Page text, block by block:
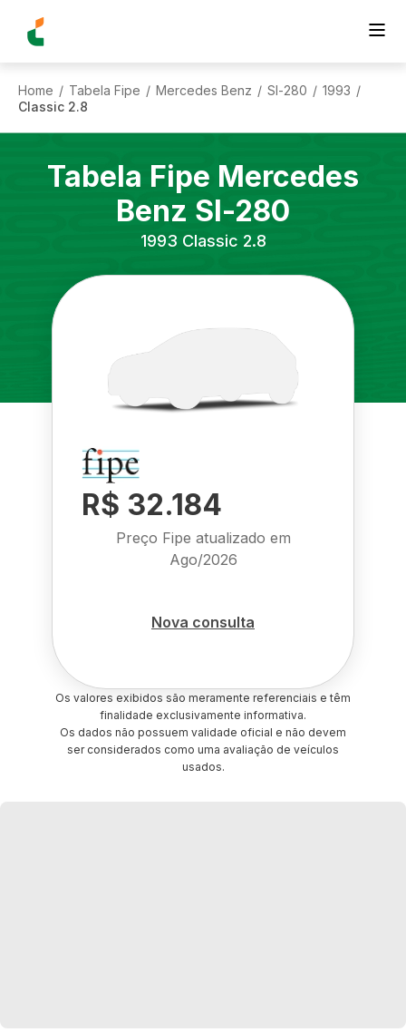
Home / Tabela Fipe / Mercedes Benz / Sl-280 / 1993 /
Classic 2.8
Tabela Fipe Mercedes
Benz Sl-280
1993 Classic 2.8
R$ 32.184
Preço Fipe atualizado em
Ago/2026
Nova consulta
Os valores exibidos são meramente referenciais e têm
finalidade exclusivamente informativa.
Os dados não possuem validade oficial e não devem
ser considerados como uma avaliação de veículos
usados.